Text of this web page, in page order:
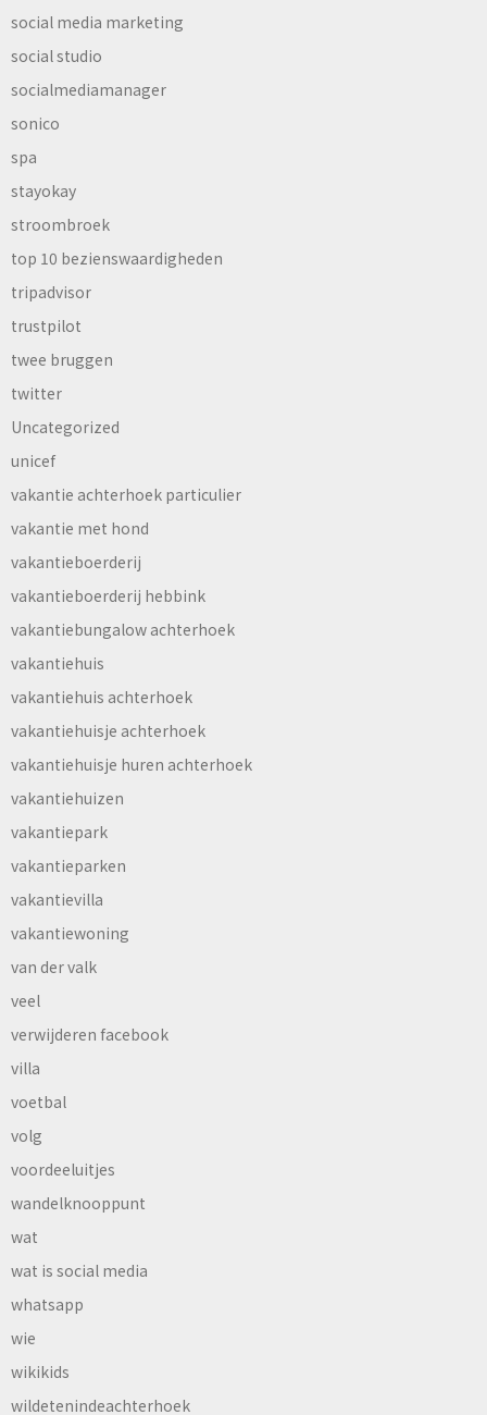
social media marketing
social studio
socialmediamanager
sonico
spa
stayokay
stroombroek
top 10 bezienswaardigheden
tripadvisor
trustpilot
twee bruggen
twitter
Uncategorized
unicef
vakantie achterhoek particulier
vakantie met hond
vakantieboerderij
vakantieboerderij hebbink
vakantiebungalow achterhoek
vakantiehuis
vakantiehuis achterhoek
vakantiehuisje achterhoek
vakantiehuisje huren achterhoek
vakantiehuizen
vakantiepark
vakantieparken
vakantievilla
vakantiewoning
van der valk
veel
verwijderen facebook
villa
voetbal
volg
voordeeluitjes
wandelknooppunt
wat
wat is social media
whatsapp
wie
wikikids
wildetenindeachterhoek